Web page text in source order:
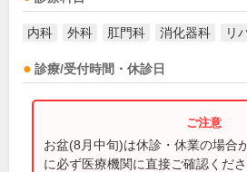
内科 外科 肛門科 消化器科 リ
診療/受付時間・休診日
お盆(8月中旬)は休診・休業の場合
に必ず医療機関に直接ご確認くださ